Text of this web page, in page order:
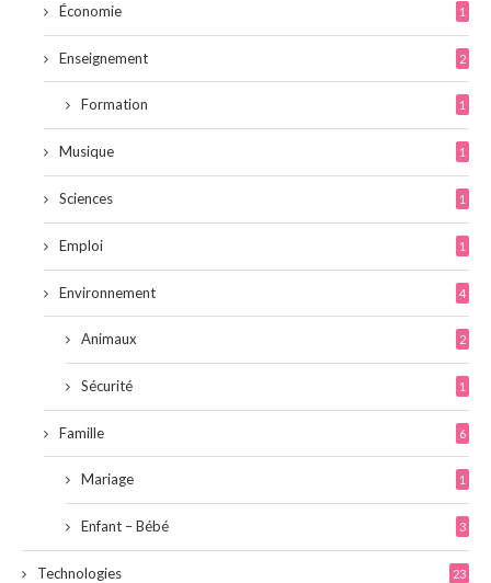
Économie 1
Enseignement 2
Formation 1
Musique 1
Sciences 1
Emploi 1
Environnement 4
Animaux 2
Sécurité 1
Famille 6
Mariage 1
Enfant – Bébé 3
Technologies 23